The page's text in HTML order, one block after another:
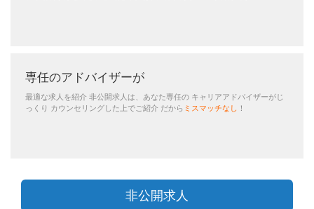
専任のアドバイザーが
最適な求人を紹介 非公開求人は、あなた専任の キャリアアドバイザーがじ
っくり カウンセリングした上でご紹介 だから ミスマッチなし ！
非公開求人